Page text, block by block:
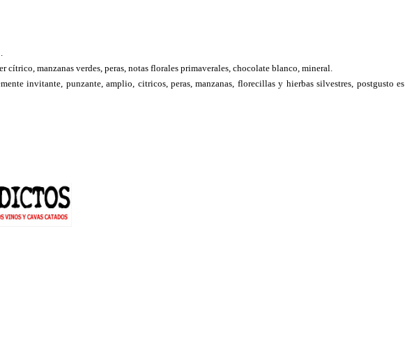
cítrico, manzanas verdes, peras, notas florales primaverales, chocolate blanco, mineral.
invitante, punzante, amplio, citricos, peras, manzanas, florecillas y hierbas silvestres, postgusto es